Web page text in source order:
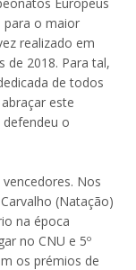
para o maior
realizado em
de 2018. Para tal,
de todos
este
o
Nos
(Natação)
na época
no CNU e 5º
os prémios de